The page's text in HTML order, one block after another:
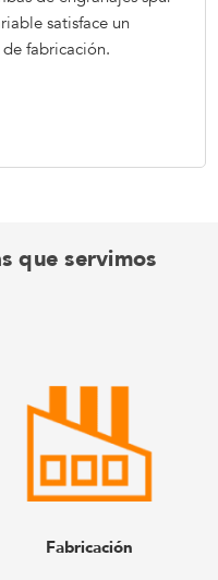
satisface un
fabricación.
que servimos
Fabricación